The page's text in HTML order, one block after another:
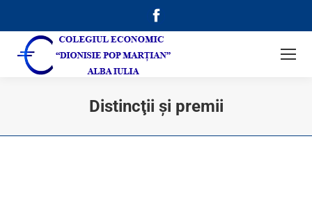
page
opens
window
Distincţii şi premii